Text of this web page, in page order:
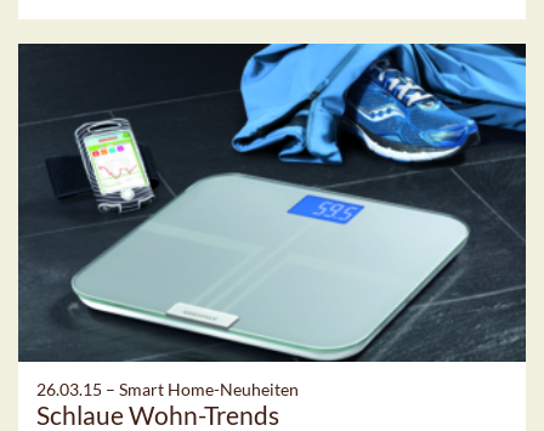
26.03.15 – Smart Home-Neuheiten
Schlaue Wohn-Trends